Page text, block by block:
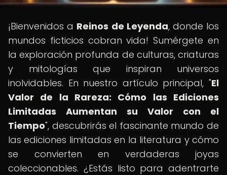
¡Bienvenidos a Reinos de Leyenda, donde los
mundos ficticios cobran vida! Sumérgete en
la exploración profunda de culturas, criaturas
y mitologías que inspiran universos
inolvidables. En nuestro artículo principal, "El
Valor de la Rareza: Cómo las Ediciones
Limitadas Aumentan su Valor con el
Tiempo", descubrirás el fascinante mundo de
las ediciones limitadas en la literatura y cómo
se convierten en verdaderas joyas
coleccionables. ¿Estás listo para adentrarte